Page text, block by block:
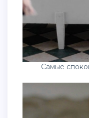
Самые